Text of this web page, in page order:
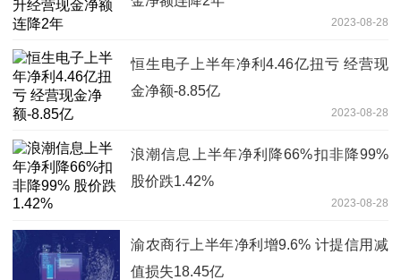
2023-08-28
恒生电子上半年净利4.46亿扭亏 经营现
金净额-8.85亿
2023-08-28
浪潮信息上半年净利降66%扣非降99%
股价跌1.42%
2023-08-28
渝农商行上半年净利增9.6% 计提信用减
值损失18.45亿